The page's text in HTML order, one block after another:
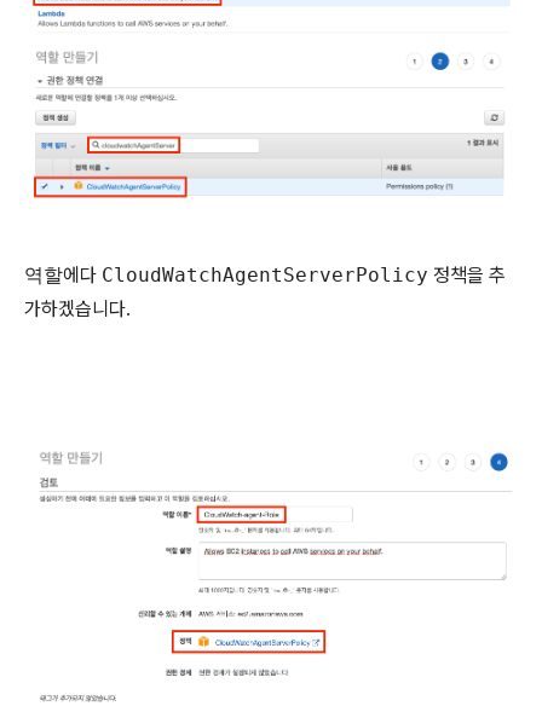
역할에다 CloudWatchAgentServerPolicy 정책을 추
가하겠습니다.